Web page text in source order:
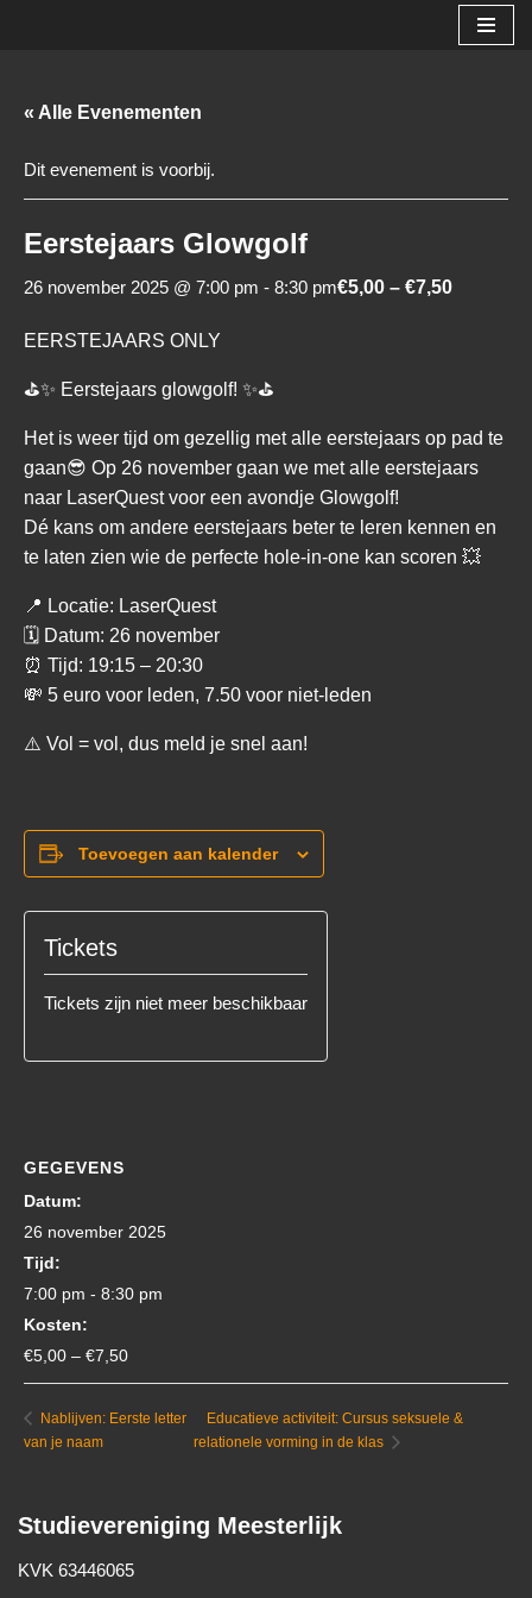
de
« Alle Evenementen
Dit evenement is voorbij.
Eerstejaars Glowgolf
26 november 2025 @ 7:00 pm - 8:30 pm€5,00 – €7,50
EERSTEJAARS ONLY
⛳✨ Eerstejaars glowgolf! ✨⛳
Het is weer tijd om gezellig met alle eerstejaars op pad te
gaan😎 Op 26 november gaan we met alle eerstejaars
naar LaserQuest voor een avondje Glowgolf!
Dé kans om andere eerstejaars beter te leren kennen en
te laten zien wie de perfecte hole-in-one kan scoren 💥
📍 Locatie: LaserQuest
🗓️ Datum: 26 november
⏰ Tijd: 19:15 – 20:30
💸 5 euro voor leden, 7.50 voor niet-leden
⚠️ Vol = vol, dus meld je snel aan!
Toevoegen aan kalender
GEGEVENS
Datum:
26 november 2025
Tijd:
7:00 pm - 8:30 pm
Kosten:
€5,00 – €7,50
Tickets
Tickets zijn niet meer beschikbaar
Nablijven: Eerste letter
van je naam
Educatieve activiteit: Cursus seksuele &
relationele vorming in de klas
Studievereniging Meesterlijk
KVK 63446065